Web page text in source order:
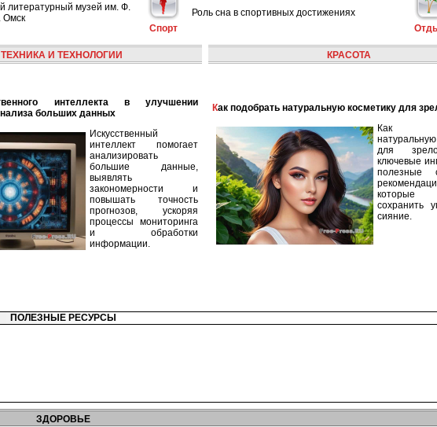
литературный музей им. Ф.
Омск
Спорт
Роль сна в спортивных достижениях
ТЕХНИКА И ТЕХНОЛОГИИ
больших данных
Искусственный
интеллект помогает
анализировать
большие данные,
выявлять
закономерности и
повышать точность
прогнозов, ускоряя
процессы мониторинга
и обработки
информации.
КРАСОТА
Как подобрать натуральную косметику для
Как
для
ключевые
полезные
которые
сохранить
сияние.
ПОЛЕЗНЫЕ РЕСУРСЫ
ЗДОРОВЬЕ